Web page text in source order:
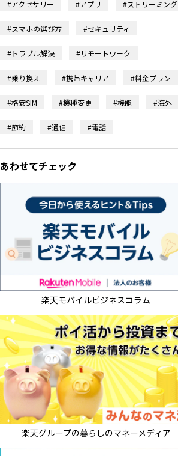
#アクセサリー #アプリ #ストリーミング
#スマホの選び方 #セキュリティ
#トラブル解決 #リモートワーク
#乗り換え #携帯キャリア #料金プラン
#格安SIM #機種変更 #機能 #海外
#節約 #通信 #電話
あわせてチェック
楽天モバイルビジネスコラム
楽天グループの暮らしのマネーメディア